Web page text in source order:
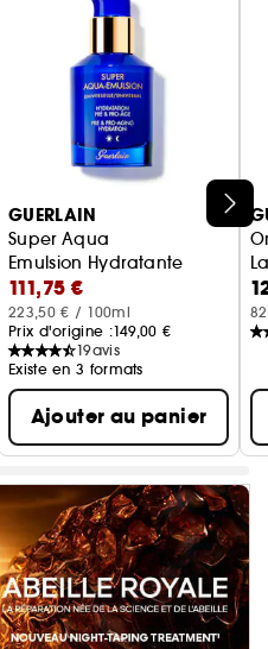
GUERLAIN
Super Aqua
Emulsion Hydratante
111,75 €
223,50 € / 100ml
Prix d'origine :149,00 €
19avis
Existe en 3 formats
Ajouter au panier